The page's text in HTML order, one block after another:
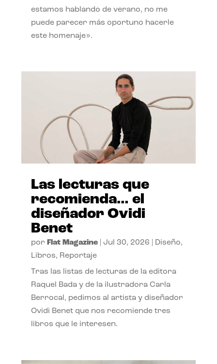
estamos hablando de verano, no me
puede parecer más oportuno hacerle
este homenaje».
Las lecturas que
recomienda… el
diseñador Ovidi
Benet
por Flat Magazine| Jul 30, 2026 Diseño,
Libros, Reportaje
Tras las listas de lecturas de la editora
Raquel Bada y de la ilustradora Carla
Berrocal, pedimos al artista y diseñador
Ovidi Benet que nos recomiende tres
libros que le interesen.